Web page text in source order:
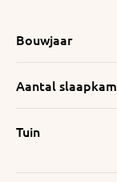
Bouwjaar
Aantal
Tuin